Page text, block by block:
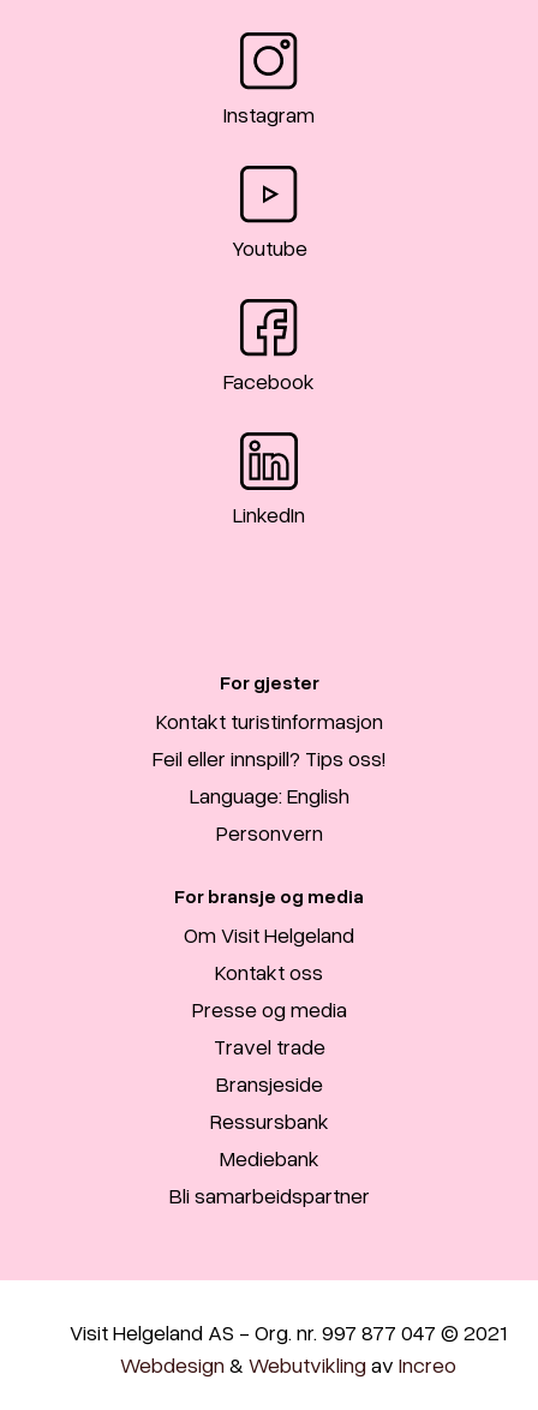
Instagram
Youtube
Facebook
LinkedIn
For gjester
Kontakt turistinformasjon
Feil eller innspill? Tips oss!
Language: English
Personvern
For bransje og media
Om Visit Helgeland
Kontakt oss
Presse og media
Travel trade
Bransjeside
Ressursbank
Mediebank
Bli samarbeidspartner
Visit Helgeland AS - Org. nr. 997 877 047 © 2021
Webdesign & Webutvikling av Increo